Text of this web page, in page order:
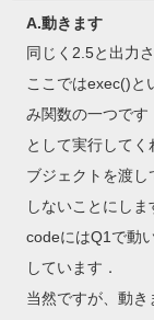
A.動きます
同じく2.5と出力
ここではexec()と
み関数の一つです
として実行して
ブジェクトを渡
しないことにしま
codeにはQ1で動
しています．
当然ですが、動き